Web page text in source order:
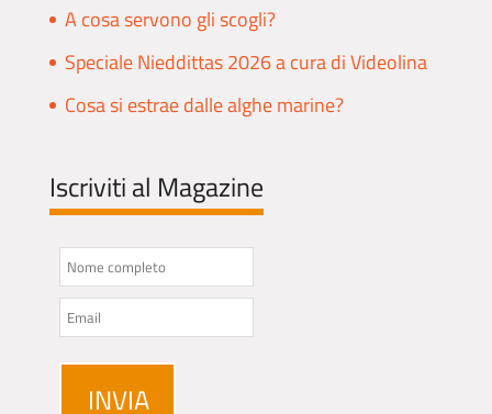
A cosa servono gli scogli?
Speciale Nieddittas 2026 a cura di Videolina
Cosa si estrae dalle alghe marine?
Iscriviti al Magazine